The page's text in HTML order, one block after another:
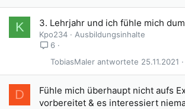
K 3. Lehrjahr und ich fühle mich
Kpo234
Ausbildungsinhalte
6
25.11.2021
TobiasMaler
D
Fühle mich überhaupt nicht aufs
vorbereitet & es interessiert